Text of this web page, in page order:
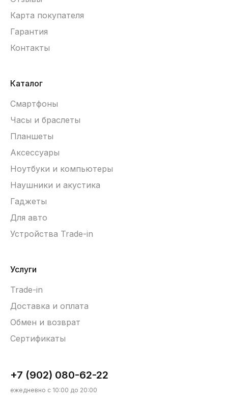
Карта покупателя
Гарантия
Контакты
Каталог
Смартфоны
Часы и браслеты
Планшеты
Аксессуары
Ноутбуки и компьютеры
Наушники и акустика
Гаджеты
Для авто
Устройства Trade-in
Услуги
Trade-in
Доставка и оплата
Обмен и возврат
Сертификаты
+7 (902) 080-62-22
ежедневно с 10:00 до 20:00